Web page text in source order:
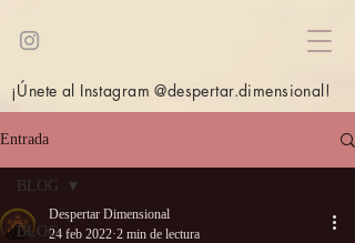
¡Únete al Instagram @despertar.dimensional!
Entrada
BLOG
BLOG
Despertar Dimensional
24 feb 2022 2 min de lectura